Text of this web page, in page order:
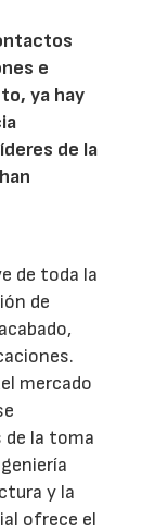
e
ya hay
de la
de toda la
de
mercado
de la toma
y la
ofrece el